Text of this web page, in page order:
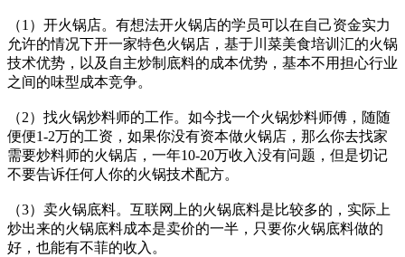
（1）开火锅店。有想法开火锅店的学员可以在自己资金实力
允许的情况下开一家特色火锅店，基于川菜美食培训汇的火锅
技术优势，以及自主炒制底料的成本优势，基本不用担心行业
之间的味型成本竞争。
（2）找火锅炒料师的工作。如今找一个火锅炒料师傅，随随
便便1-2万的工资，如果你没有资本做火锅店，那么你去找家
需要炒料师的火锅店，一年10-20万收入没有问题，但是切记
不要告诉任何人你的火锅技术配方。
（3）卖火锅底料。互联网上的火锅底料是比较多的，实际上
炒出来的火锅底料成本是卖价的一半，只要你火锅底料做的
好，也能有不菲的收入。